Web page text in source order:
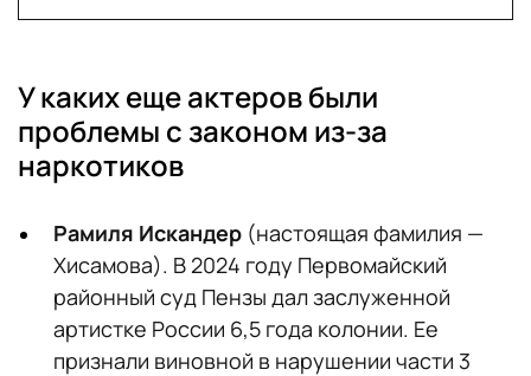
У каких еще актеров были
проблемы с законом из-за
наркотиков
Рамиля Искандер (настоящая фамилия —
Хисамова). В 2024 году Первомайский
районный суд Пензы дал заслуженной
артистке России 6,5 года колонии. Ее
признали виновной в нарушении части 3